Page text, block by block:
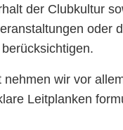
der Clubkultur
oder
nehmen wir vor
Leitplanken